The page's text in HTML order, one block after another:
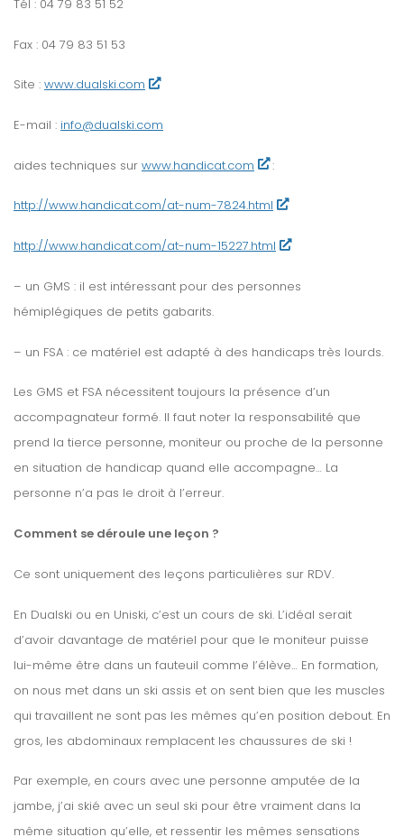
Tél : 04 79 83 51 52
Fax : 04 79 83 51 53
Site : www.dualski.com
E-mail : info@dualski.com
aides techniques sur www.handicat.com :
http://www.handicat.com/at-num-7824.html
http://www.handicat.com/at-num-15227.html
– un GMS : il est intéressant pour des personnes
hémiplégiques de petits gabarits.
– un FSA : ce matériel est adapté à des handicaps très lourds.
Les GMS et FSA nécessitent toujours la présence d’un
accompagnateur formé. Il faut noter la responsabilité que
prend la tierce personne, moniteur ou proche de la personne
en situation de handicap quand elle accompagne… La
personne n’a pas le droit à l’erreur.
Comment se déroule une leçon ?
Ce sont uniquement des leçons particulières sur RDV.
En Dualski ou en Uniski, c’est un cours de ski. L’idéal serait
d’avoir davantage de matériel pour que le moniteur puisse
lui-même être dans un fauteuil comme l’élève… En formation,
on nous met dans un ski assis et on sent bien que les muscles
qui travaillent ne sont pas les mêmes qu’en position debout. En
gros, les abdominaux remplacent les chaussures de ski !
Par exemple, en cours avec une personne amputée de la
jambe, j’ai skié avec un seul ski pour être vraiment dans la
même situation qu’elle, et ressentir les mêmes sensations